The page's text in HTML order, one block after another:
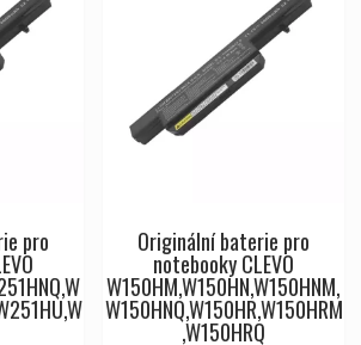
pro Originální baterie pro
notebooky CLEVO
W150HM,W150HN,W150HNM,
W150HNQ,W150HR,W150HRM
,W150HRQ